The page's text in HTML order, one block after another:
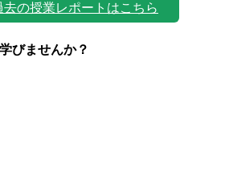
去の授業レポートはこちら
びませんか？